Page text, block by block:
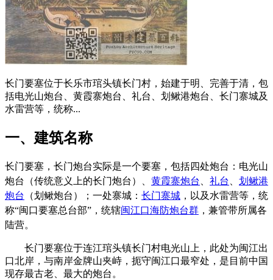
长门要塞位于长乐市琯头镇长门村，始建于明、完善于清，包
括电光山炮台、黄霞寨炮台、礼台、划鳅港炮台、长门寨城及
水雷营等，统称...
一、建筑名称
长门要塞， 长门炮台实际是一个要塞，包括四处炮台：电光山
炮台（传统意义上的长门炮台）、 黄霞寨炮台 、 礼台 、 划鳅港
炮台
（划鳅炮台）；一处寨城： 长门寨城 ，以及水雷营等，统
称“闽口要塞总台部”，统辖闽江口海防炮台群 ，兼管带所属各
陆营。
长门要塞位于连江琯头镇长门村电光山上，此处为闽江出
口北岸，与南岸金牌山夹峙，扼守闽江口最窄处，是目前中国
现存最古老、最大的炮台。